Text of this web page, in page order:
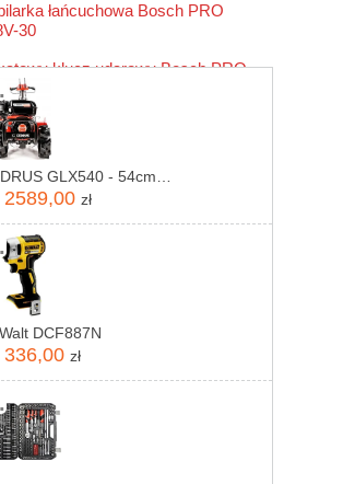
2589,00 zł
DCF887N
336,00 zł
łańcuchowa Bosch PRO
30
klucz udarowy Bosch PRO
330